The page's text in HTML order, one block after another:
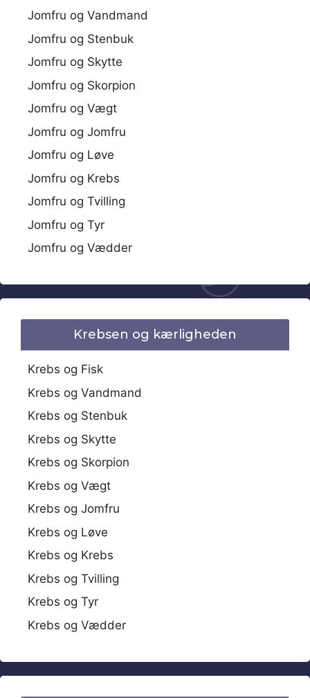
Jomfru og Vandmand
Jomfru og Stenbuk
Jomfru og Skytte
Jomfru og Skorpion
Jomfru og Vægt
Jomfru og Jomfru
Jomfru og Løve
Jomfru og Krebs
Jomfru og Tvilling
Jomfru og Tyr
Jomfru og Vædder
Krebsen og kærligheden
Krebs og Fisk
Krebs og Vandmand
Krebs og Stenbuk
Krebs og Skytte
Krebs og Skorpion
Krebs og Vægt
Krebs og Jomfru
Krebs og Løve
Krebs og Krebs
Krebs og Tvilling
Krebs og Tyr
Krebs og Vædder